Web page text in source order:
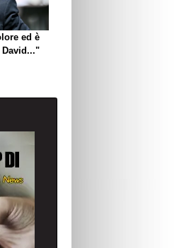
ed è
David..."